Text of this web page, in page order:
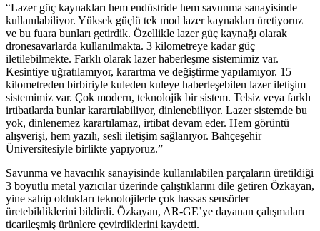
“Lazer güç kaynakları hem endüstride hem savunma sanayisinde
kullanılabiliyor. Yüksek güçlü tek mod lazer kaynakları üretiyoruz
ve bu fuara bunları getirdik. Özellikle lazer güç kaynağı olarak
dronesavarlarda kullanılmakta. 3 kilometreye kadar güç
iletilebilmekte. Farklı olarak lazer haberleşme sistemimiz var.
Kesintiye uğratılamıyor, karartma ve değiştirme yapılamıyor. 15
kilometreden birbiriyle kuleden kuleye haberleşebilen lazer iletişim
sistemimiz var. Çok modern, teknolojik bir sistem. Telsiz veya farklı
irtibatlarda bunlar karartılabiliyor, dinlenebiliyor. Lazer sistemde bu
yok, dinlenemez karartılamaz, irtibat devam eder. Hem görüntü
alışverişi, hem yazılı, sesli iletişim sağlanıyor. Bahçeşehir
Üniversitesiyle birlikte yapıyoruz.”
Savunma ve havacılık sanayisinde kullanılabilen parçaların üretildiği
3 boyutlu metal yazıcılar üzerinde çalıştıklarını dile getiren Özkayan,
yine sahip oldukları teknolojilerle çok hassas sensörler
üretebildiklerini bildirdi. Özkayan, AR-GE’ye dayanan çalışmaları
ticarileşmiş ürünlere çevirdiklerini kaydetti.